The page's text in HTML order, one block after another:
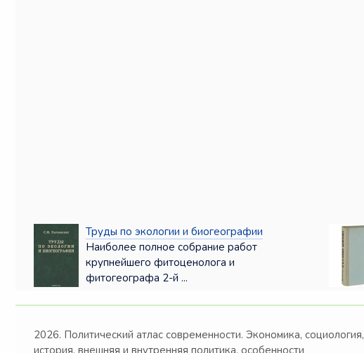
Труды по экологии и биогеографии
Наиболее полное собрание работ
крупнейшего фитоценолога и
фитогеографа 2-й ...
2026. Политический атлас современности. Экономика, социология,